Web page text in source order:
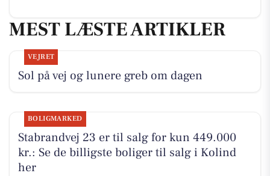
MEST LÆSTE ARTIKLER
VEJRET
Sol på vej og lunere greb om dagen
BOLIGMARKED
Stabrandvej 23 er til salg for kun 449.000
kr.: Se de billigste boliger til salg i Kolind
her